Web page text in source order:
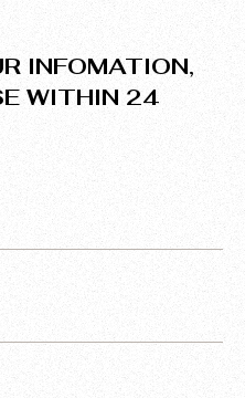
INFOMATION,
WITHIN 24